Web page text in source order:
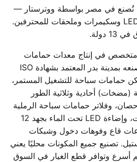
تُصنع في مصر بواسطة ووترستار —
مضخات وفلاتر وإضاءة LED وسكيمرات وملحقات للمحترفين.
في إنتاج معدات حمامات
سباحة متكاملة داخل مصنعه بمدينة بدر المعتمد بشهادة ISO
مكن حمامات سباحة للتشغيل المستمر،
أحادية وثلاثية الطور
بقدرات من 0.75 إلى 3 حصان، وفلاتر حمامات سباحة الرملية
بمحابس متعددة الاتجاهات، وإضاءة LED تحت الماء بجهد 12
قاع وفوهات دخول وشبكات
تصنيع جميع المكونات محليًا يعني
أسرع وتوافر قطع الغيار في السوق